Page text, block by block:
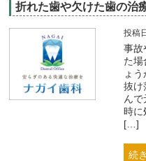
折れた歯や欠けた歯の治
投稿
事故
た場
ょ
抜け
ん
時に
[…]
続